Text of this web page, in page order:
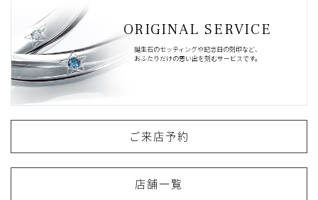
ORIGINAL SERVICE
誕生石のセッティングや記念日の刻印など、
おふたりだけの思い出を刻むサービスです。
ご来店予約
店舗一覧